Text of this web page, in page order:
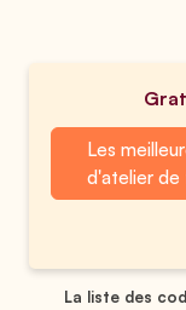
Les
d'atelier de
La liste des